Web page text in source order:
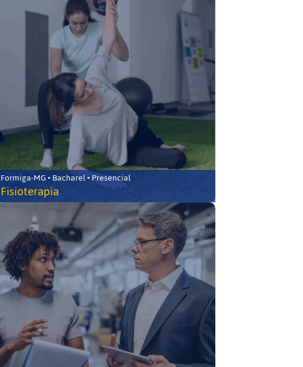
Formiga-MG • Bacharel • Presencial
Fisioterapia